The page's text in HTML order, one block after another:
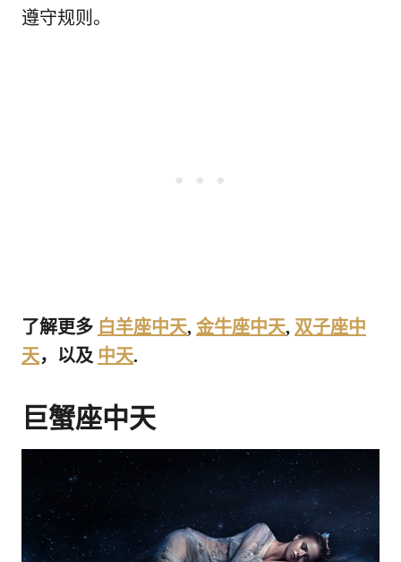
遵守规则。
了解更多 白羊座中天, 金牛座中天, 双子座中
天，以及 中天.
巨蟹座中天